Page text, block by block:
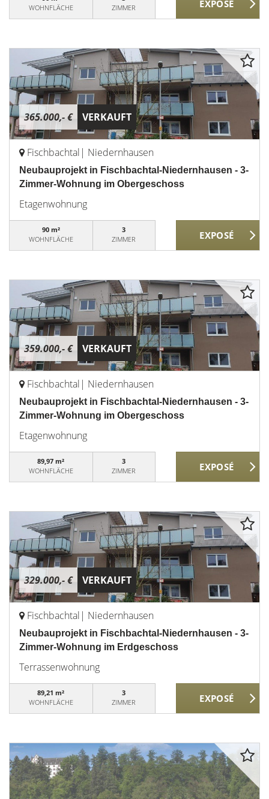
WOHNFLÄCHE
ZIMMER
365.000,- € VERKAUFT
Fischbachtal| Niedernhausen
Neubauprojekt in Fischbachtal-Niedernhausen - 3-
Zimmer-Wohnung im Obergeschoss
Etagenwohnung
90 m²
WOHNFLÄCHE
3
ZIMMER
359.000,- € VERKAUFT
Fischbachtal| Niedernhausen
Neubauprojekt in Fischbachtal-Niedernhausen - 3-
Zimmer-Wohnung im Obergeschoss
Etagenwohnung
89,97 m²
WOHNFLÄCHE
3
ZIMMER
329.000,- € VERKAUFT
Fischbachtal| Niedernhausen
Neubauprojekt in Fischbachtal-Niedernhausen - 3-
Zimmer-Wohnung im Erdgeschoss
Terrassenwohnung
89,21 m²
WOHNFLÄCHE
3
ZIMMER